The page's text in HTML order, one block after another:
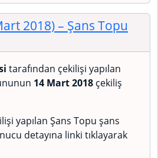
2018)– Şans Topu
tarafından çekilişi yapılan
14 Mart 2018 çekiliş
yapılan Şans Topu şans
detayına linki tıklayarak